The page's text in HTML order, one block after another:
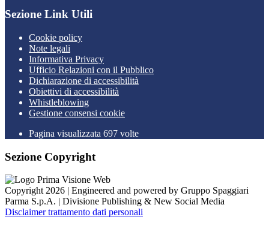
Sezione Link Utili
Cookie policy
Note legali
Informativa Privacy
Ufficio Relazioni con il Pubblico
Dichiarazione di accessibilità
Obiettivi di accessibilità
Whistleblowing
Gestione consensi cookie
Pagina visualizzata 697 volte
Sezione Copyright
Copyright 2026 | Engineered and powered by Gruppo Spaggiari
Parma S.p.A. | Divisione Publishing & New Social Media
Disclaimer trattamento dati personali